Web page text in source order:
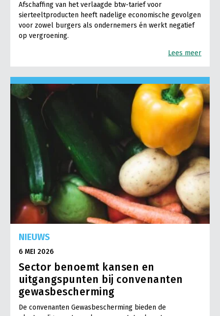
Afschaffing van het verlaagde btw-tarief voor
sierteeltproducten heeft nadelige economische gevolgen
voor zowel burgers als ondernemers én werkt negatief
op vergroening.
Lees meer
NIEUWS
6 MEI 2026
Sector benoemt kansen en
uitgangspunten bij convenanten
gewasbescherming
De convenanten Gewasbescherming bieden de